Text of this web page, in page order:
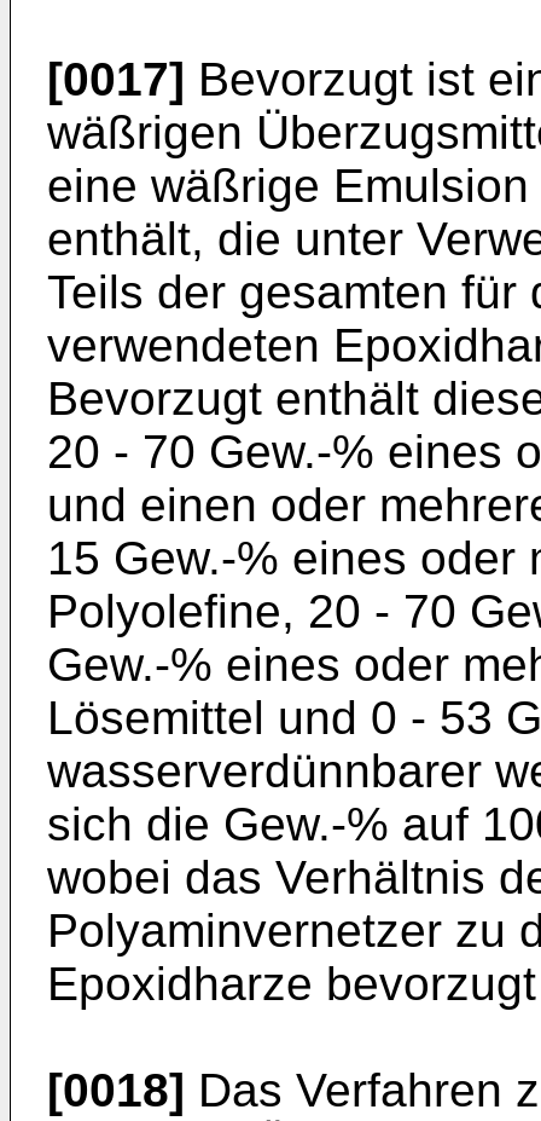
[0017] Bevorzugt ist
wäßrigen
eine wäßrige
enthält, die unter
Teils der gesamten für
verwendeten
Bevorzugt enthält
20 - 70 Gew.-% eines
und einen oder
15 Gew.-% eines oder
Polyolefine, 20 - 70
Gew.-% eines oder
Lösemittel und 0 - 53
wasserverdünnbarer
sich die Gew.-% auf
wobei das Verhältnis
Polyaminvernetzer zu
Epoxidharze
[0018] Das Verfahren